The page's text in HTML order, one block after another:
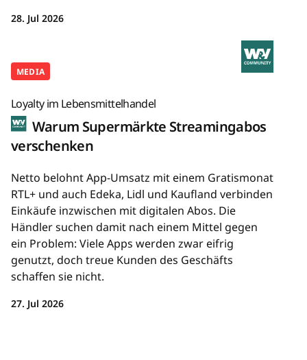
28. Jul 2026
MEDIA
Loyalty im Lebensmittelhandel
Warum Supermärkte Streamingabos
verschenken
Netto belohnt App-Umsatz mit einem Gratismonat
RTL+ und auch Edeka, Lidl und Kaufland verbinden
Einkäufe inzwischen mit digitalen Abos. Die
Händler suchen damit nach einem Mittel gegen
ein Problem: Viele Apps werden zwar eifrig
genutzt, doch treue Kunden des Geschäfts
schaffen sie nicht.
27. Jul 2026